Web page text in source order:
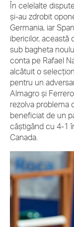
În celelalte
și-au zdrobit
Germania, iar
ibericilor, această
sub bagheta
conta pe Rafael
alcătuit o
pentru un
Almagro şi
rezolva problema
beneficiat de un
câștigând cu 4-1
Canada.